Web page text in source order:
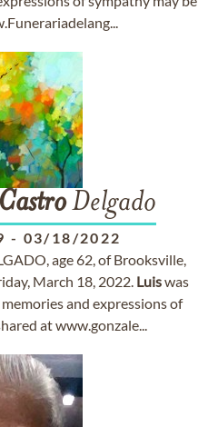
CastroDelgado
- 03/18/2022
age 62, of Brooksville,
March 18, 2022. Luiswas
and expressions of
at www.gonzale...